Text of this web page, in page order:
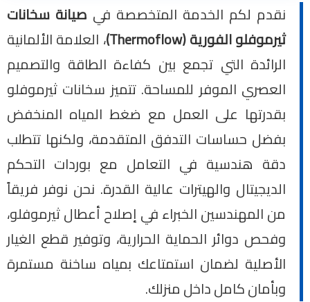
نقدم لكم الخدمة المتخصصة في صيانة سخانات
ثيرموفلو الفورية (Thermoflow)
، العلامة الألمانية
الرائدة التي تجمع بين كفاءة الطاقة والتصميم
العصري الموفر للمساحة. تتميز سخانات ثيرموفلو
بقدرتها على العمل مع ضغط المياه المنخفض
بفضل حساسات التدفق المتقدمة، ولكنها تتطلب
دقة هندسية في التعامل مع بوردات التحكم
الديجيتال والهيترات عالية القدرة. نحن نوفر فريقاً
من المهندسين الخبراء في إصلاح أعطال ثيرموفلو،
وفحص دوائر الحماية الحرارية، وتوفير قطع الغيار
الأصلية لضمان استمتاعك بمياه ساخنة مستمرة
وبأمان كامل داخل منزلك.